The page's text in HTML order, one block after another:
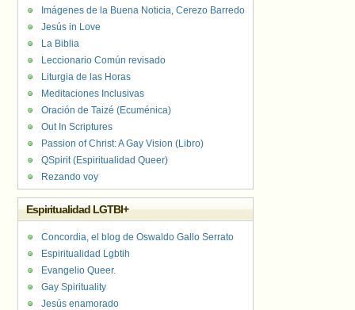
Imágenes de la Buena Noticia, Cerezo Barredo
Jesús in Love
La Biblia
Leccionario Común revisado
Liturgia de las Horas
Meditaciones Inclusivas
Oración de Taizé (Ecuménica)
Out In Scriptures
Passion of Christ: A Gay Vision (Libro)
QSpirit (Espiritualidad Queer)
Rezando voy
Espiritualidad LGTBI+
Concordia, el blog de Oswaldo Gallo Serrato
Espiritualidad Lgbtih
Evangelio Queer.
Gay Spirituality
Jesús enamorado